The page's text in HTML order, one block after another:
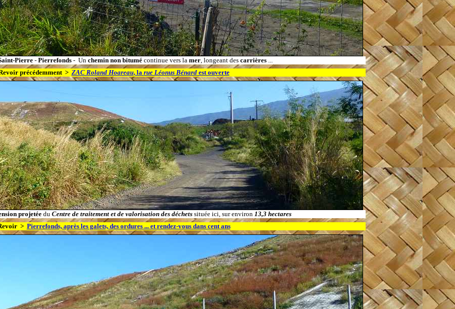
Pierre- Pierrefonds- Un chemin non bitumécontinue vers la mer, longeant des carrières...
précédemment > ZAC Roland Hoareau, la rue Léonus Bénardest ouverte
projetéedu Centre de traitement et de valorisation des déchetssituée ici, sur environ 13,3 hectares
> Pierrefonds, après les galets, des ordures ... et rendez-vous dans cent ans